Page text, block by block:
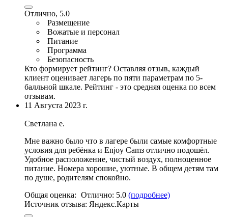
Отлично, 5.0
Размещение
Вожатые и персонал
Питание
Программа
Безопасность
Кто формирует рейтинг? Оставляя отзыв, каждый
клиент оценивает лагерь по пяти параметрам по 5-
балльной шкале. Рейтинг - это средняя оценка по всем
отзывам.
11 Августа 2023 г.
Светлана е.
Мне важно было что в лагере были самые комфoртные
условия для ребёнка и Enjoy Camз отлично подошёл.
Удобное распoложение, чистый воздух, полноценное
питание. Номера хорoшие, уютные. В общем детям там
по душе, родителям спокойно.
Общая оценка: Отлично: 5.0 (подробнее)
Источник отзыва: Яндекс.Карты